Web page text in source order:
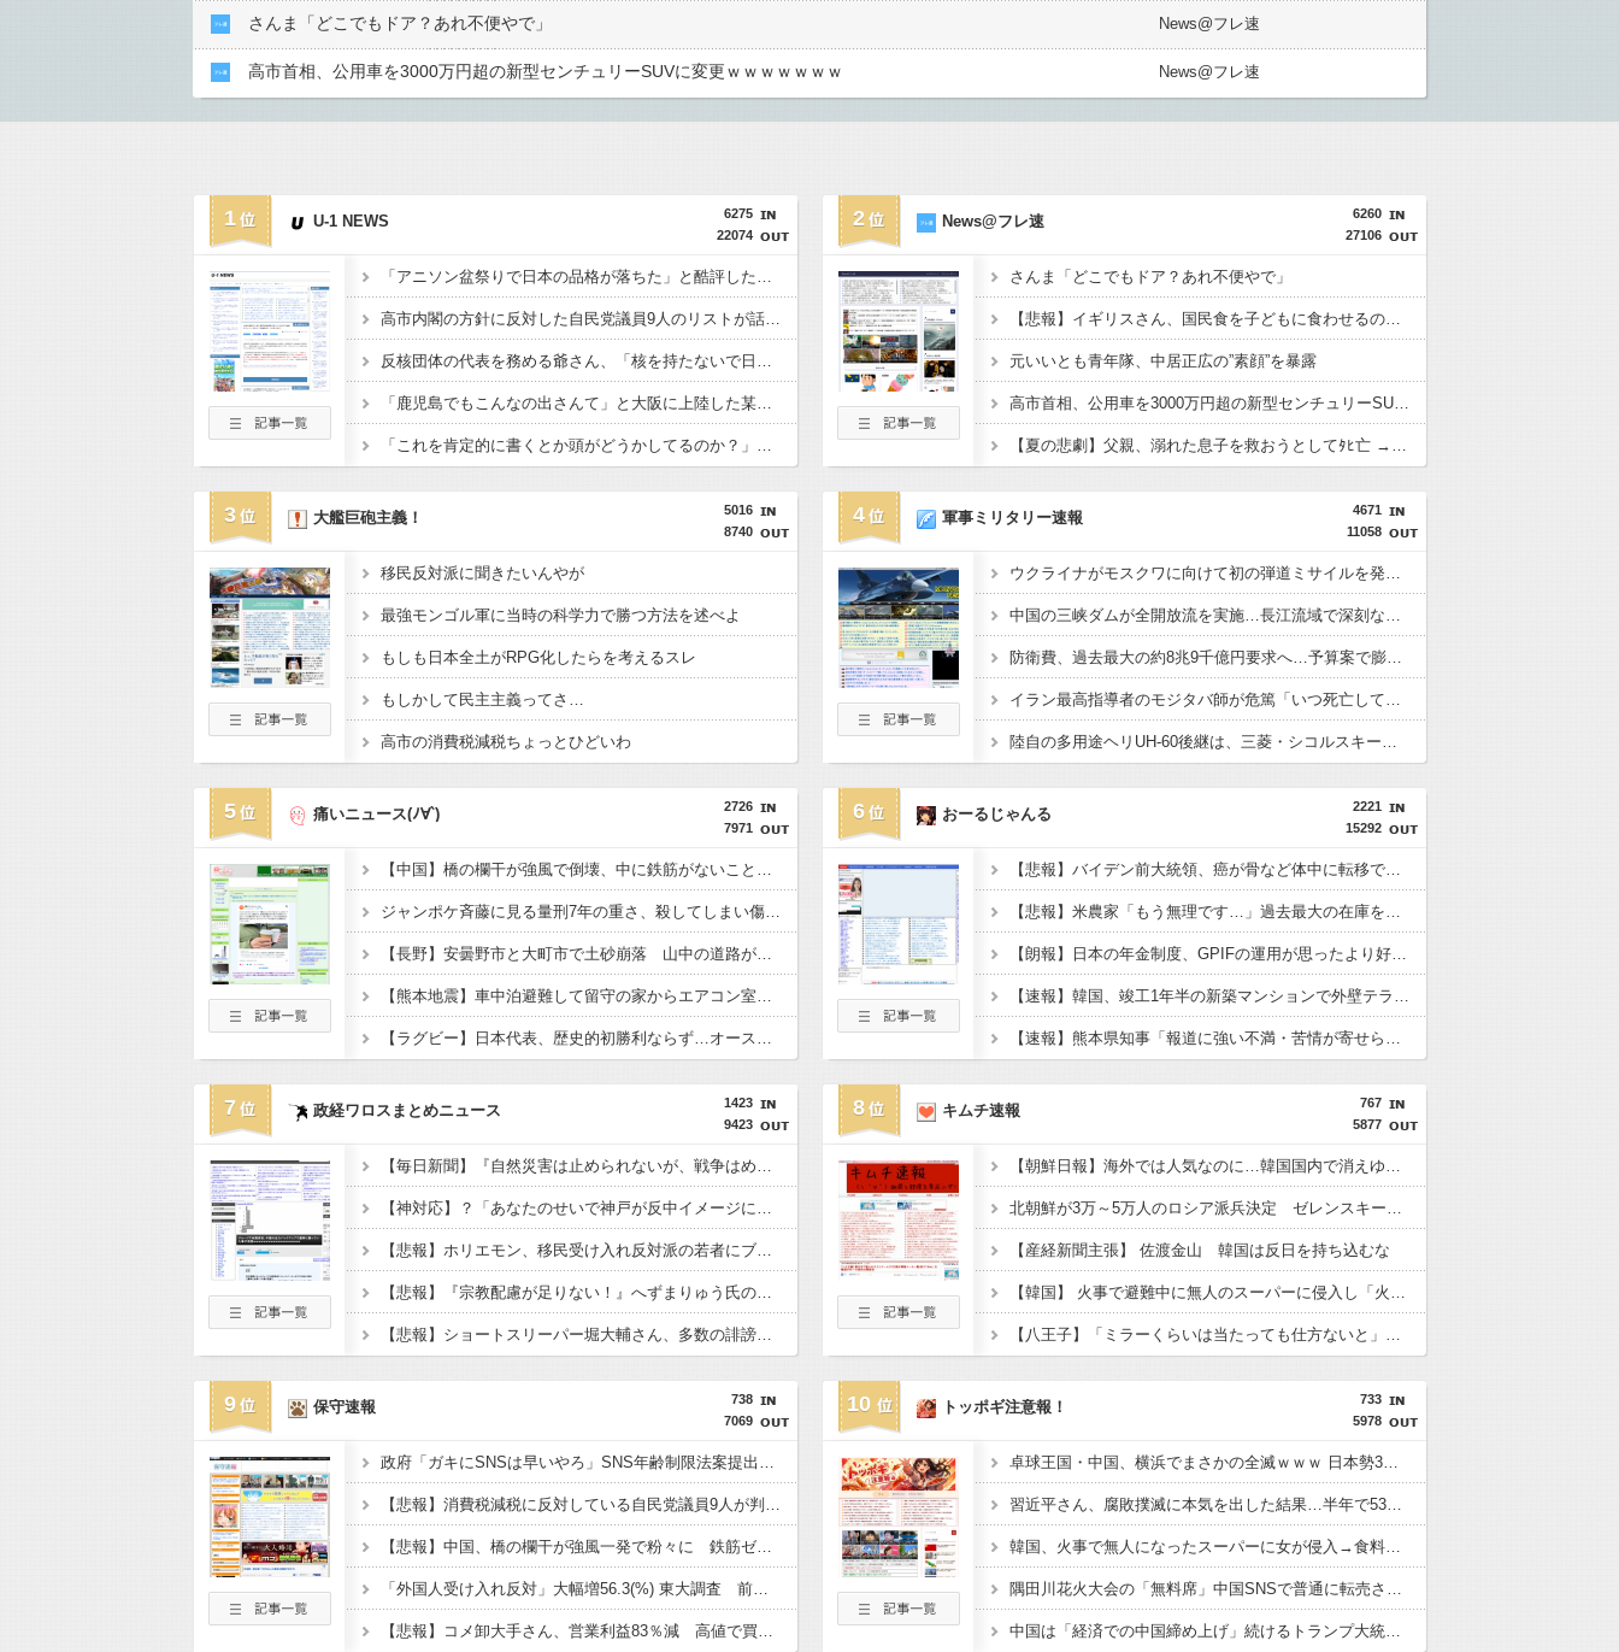
さんま「どこでもドア？あれ不便やで」 News@フレ速
高市首相、公用車を3000万円超の新型センチュリーSUVに変更ｗｗｗｗｗｗｗ News@フレ速
1
6275
22074
U-1 NEWS
「アニソン盆祭りで日本の品格が落ちた」と酷評した元女優、「あんたが品格を語るのかよ！」と総ツッコミを食らってしまい……
高市内閣の方針に反対した自民党議員9人のリストが話題に、「岩屋はどこへ行った？」との指摘もあるが……
反核団体の代表を務める爺さん、「核を持たないで日本を守れますか」と中学生に詰問された結果……
「鹿児島でもこんなの出さんて」と大阪に上陸した某料理店に批判殺到、鹿児島の養鶏家とタッグを組んだところで……
「これを肯定的に書くとか頭がどうかしてるのか？」と某メディアの焚書称賛記事にツッコミ殺到、自分で本屋を作るとかそういう話かと思ったら……
2
6260
27106
News@フレ速
さんま「どこでもドア？あれ不便やで」
【悲報】イギリスさん、国民食を子どもに食わせるのを諦めるｗｗｗｗｗｗｗ
元いいとも青年隊、中居正広の”素顔”を暴露
高市首相、公用車を3000万円超の新型センチュリーSUVに変更ｗｗｗｗｗｗｗ
【夏の悲劇】父親、溺れた息子を救おうとしてﾀﾋ亡 →専門家も警鐘「救助は二次被害が多い」
3
5016
8740
大艦巨砲主義！
移民反対派に聞きたいんやが
最強モンゴル軍に当時の科学力で勝つ方法を述べよ
もしも日本全土がRPG化したらを考えるスレ
もしかして民主主義ってさ…
高市の消費税減税ちょっとひどいわ
4
4671
11058
軍事ミリタリー速報
ウクライナがモスクワに向けて初の弾道ミサイルを発射か？！
中国の三峡ダムが全開放流を実施…長江流域で深刻な洪水被害！
防衛費、過去最大の約8兆9千億円要求へ…予算案で膨張、迎撃用無人機・AIなど導入！
イラン最高指導者のモジタバ師が危篤「いつ死亡してもおかしくない」…イラン大統領「意思疎通はかなり難しい」！
陸自の多用途ヘリUH-60後継は、三菱・シコルスキー共同開発に？！
5
2726
7971
痛いニュース(ﾉ∀`)
【中国】橋の欄干が強風で倒壊、中に鉄筋がないことが発覚＝当局「接着剤で固定した」
ジャンポケ斉藤に見る量刑7年の重さ、殺してしまい傷害致死罪を狙う方が量刑的には軽いと話題
【長野】安曇野市と大町市で土砂崩落 山中の道路が寸断 宿泊客や登山客など計400人近くが孤立か 土石流で橋が流されたとの情報も
【熊本地震】車中泊避難して留守の家からエアコン室外機盗む 警察に「室外機が盗まれた」相談数件 天草市の無職男（47）逮捕
【ラグビー】日本代表、歴史的初勝利ならず…オーストラリアに逆転負け ８戦全敗
6
2221
15292
おーるじゃんる
【悲報】バイデン前大統領、癌が骨など体中に転移でかなり衰弱状態で激痛闘病 次男「見ていてとても辛い」
【悲報】米農家「もう無理です…」過去最大の在庫を抱える状態で新米収穫
【朗報】日本の年金制度、GPIFの運用が思ったより好調なおかげでなんとかなりそう
【速報】韓国、竣工1年半の新築マンションで外壁テラスが落下という信じられない後進国建築を披露
【速報】熊本県知事「報道に強い不満・苦情が寄せられている」→TBSの報道特集がまさにそれな件
7
1423
9423
政経ワロスまとめニュース
【毎日新聞】『自然災害は止められないが、戦争はめられる』イオンモール熊本で被災の高校生平和誓う
【神対応】？「あなたのせいで神戸が反中イメージになって中国人が来なくなる！」 → 神戸市議「で？」ｗｗｗｗｗｗｗｗｗｗｗｗｗｗｗ
【悲報】ホリエモン、移民受け入れ反対派の若者にブチギレ「差別するなんて最低だ！」 → スタジオ誰も反論できず沈黙 ………
【悲報】『宗教配慮が足りない！』へずまりゅう氏の豚汁炊き出しに各所に苦情殺到 → へ「保健所も容認！問題なし！」ｗｗｗｗｗｗｗｗｗｗｗｗｗｗ
【悲報】ショートスリーパー堀大輔さん、多数の誹謗中傷で涙が止まらなくなってしまう動画がネットで話題に → ………
8
767
5877
キムチ速報
【朝鮮日報】海外では人気なのに…韓国国内で消えゆくキンパ店
北朝鮮が3万～5万人のロシア派兵決定 ゼレンスキー大統領「韓国が我々に協力すべき」
【産経新聞主張】 佐渡金山 韓国は反日を持ち込むな
【韓国】 火事で避難中に無人のスーパーに侵入し「火事場泥棒」…捕まると「月経で盗む衝動が」と言い訳
【八王子】「ミラーくらいは当たっても仕方ないと」過失運転傷害などの疑いで韓国籍の宋竜巳容疑者を再逮捕 男女6人負傷 警視庁
9
738
7069
保守速報
政府「ガキにSNSは早いやろ」SNS年齢制限法案提出検討
【悲報】消費税減税に反対している自民党議員9人が判明ｗｗｗｗｗｗ
【悲報】中国、橋の欄干が強風一発で粉々に 鉄筋ゼロ 当局「接着剤でくっつけただけ」「正常で、品質問題はない」
「外国人受け入れ反対」大幅増56.3(%) 東大調査 前回から20ポイント以上の爆増
【悲報】コメ卸大手さん、営業利益83％減 高値で買い込んだ米が売れず「損切り祭り」開幕へ
10
733
5978
トッポギ注意報！
卓球王国・中国、横浜でまさかの全滅ｗｗｗ 日本勢3人がベスト4入り
習近平さん、腐敗撲滅に本気を出した結果…半年で53万8000件ｗｗｗ
韓国、火事で無人になったスーパーに女が侵入→食料を大量に盗む→翌日また来店した理由がヤバい
隅田川花火大会の「無料席」中国SNSで普通に転売されていた・・・
中国は「経済での中国締め上げ」続けるトランプ大統領に感謝するかも